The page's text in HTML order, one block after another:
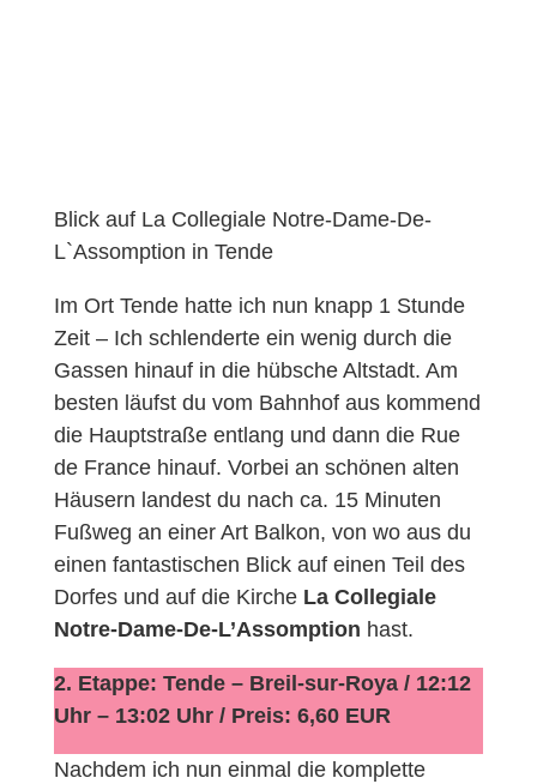
Blick auf La Collegiale Notre-Dame-De-
L`Assomption in Tende
Im Ort Tende hatte ich nun knapp 1 Stunde
Zeit – Ich schlenderte ein wenig durch die
Gassen hinauf in die hübsche Altstadt. Am
besten läufst du vom Bahnhof aus kommend
die Hauptstraße entlang und dann die Rue
de France hinauf. Vorbei an schönen alten
Häusern landest du nach ca. 15 Minuten
Fußweg an einer Art Balkon, von wo aus du
einen fantastischen Blick auf einen Teil des
Dorfes und auf die Kirche La Collegiale
Notre-Dame-De-L’Assomption hast.
2. Etappe: Tende – Breil-sur-Roya / 12:12
Uhr – 13:02 Uhr / Preis: 6,60 EUR
Nachdem ich nun einmal die komplette